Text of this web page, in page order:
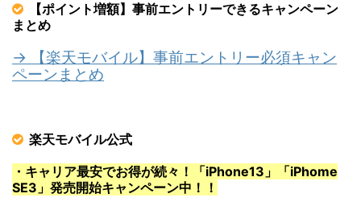
【ポイント増額】事前エントリーできるキャンペーン
まとめ
→ 【楽天モバイル】事前エントリー必須キャン
ペーンまとめ
楽天モバイル公式
・キャリア最安でお得が続々！「iPhone13」「iPhome
SE3」発売開始キャンペーン中！！